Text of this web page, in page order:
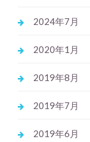
2024年7月
2020年1月
2019年8月
2019年7月
2019年6月